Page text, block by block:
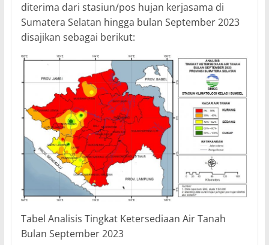
diterima dari stasiun/pos hujan kerjasama di
Sumatera Selatan hingga bulan September 2023
disajikan sebagai berikut:
Tabel Analisis Tingkat Ketersediaan Air Tanah
Bulan September 2023